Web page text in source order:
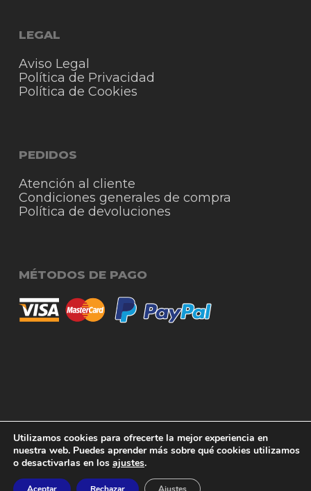
Subtotal: 0,00
Ver carrito
LEGAL
Aviso Legal
Política de Privacidad
Política de Cookies
PEDIDOS
Atención al cliente
Condiciones generales de compra
Política de devoluciones
MÉTODOS DE PAGO
© 2026 RigmoSur. Proyecto realizado por Grado
Creativo Agencia de Publicidad
facebookinstagramwhatsappphone
Utilizamos cookies para ofrecerte la mejor experiencia en
nuestra web. Puedes aprender más sobre qué cookies utilizamos
o desactivarlas en los ajustes.